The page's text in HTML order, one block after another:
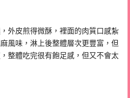
外皮煎得微酥，裡面的肉質口感紮
風味，淋上後整體層次更豐富，但
整體吃完很有飽足感，但又不會太